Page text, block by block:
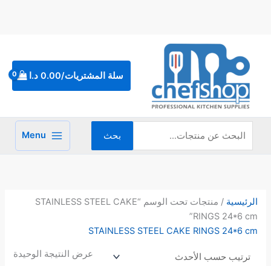
سلة المشتريات/0.00 د.ا
عن:
بحث Menu
الرئيسية
/ منتجات تحت الوسم “STAINLESS STEEL CAKE
RINGS 24*6 cm”
STAINLESS STEEL CAKE RINGS 24*6 cm
عرض النتيجة الوحيدة